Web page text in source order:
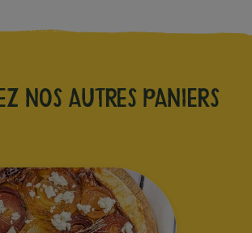
nos autres paniers